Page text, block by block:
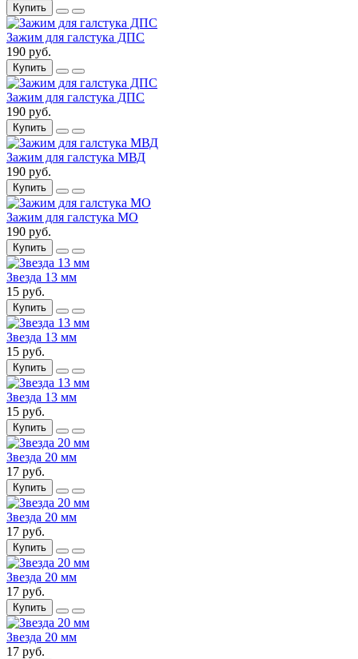
Купить
Зажим для галстука ДПС
190 руб.
Купить
Зажим для галстука ДПС
190 руб.
Купить
Зажим для галстука МВД
190 руб.
Купить
Зажим для галстука МО
190 руб.
Купить
Звезда 13 мм
15 руб.
Купить
Звезда 13 мм
15 руб.
Купить
Звезда 13 мм
15 руб.
Купить
Звезда 20 мм
17 руб.
Купить
Звезда 20 мм
17 руб.
Купить
Звезда 20 мм
17 руб.
Купить
Звезда 20 мм
17 руб.